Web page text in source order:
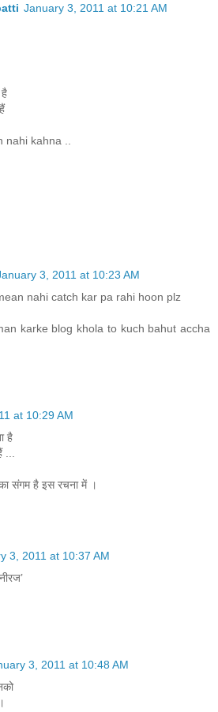
January 3, 2011 at 10:21 AM
kahna ..
3, 2011 at 10:23 AM
nahi catch kar pa rahi hoon plz
karke blog khola to kuch bahut accha
at 10:29 AM
है
संगम है इस रचना में ।
3, 2011 at 10:37 AM
3, 2011 at 10:48 AM